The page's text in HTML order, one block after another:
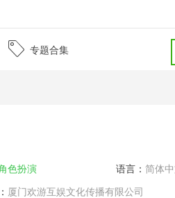
 专题合集
色扮演 语言： 简体
厦门欢游互娱文化传播有限公司